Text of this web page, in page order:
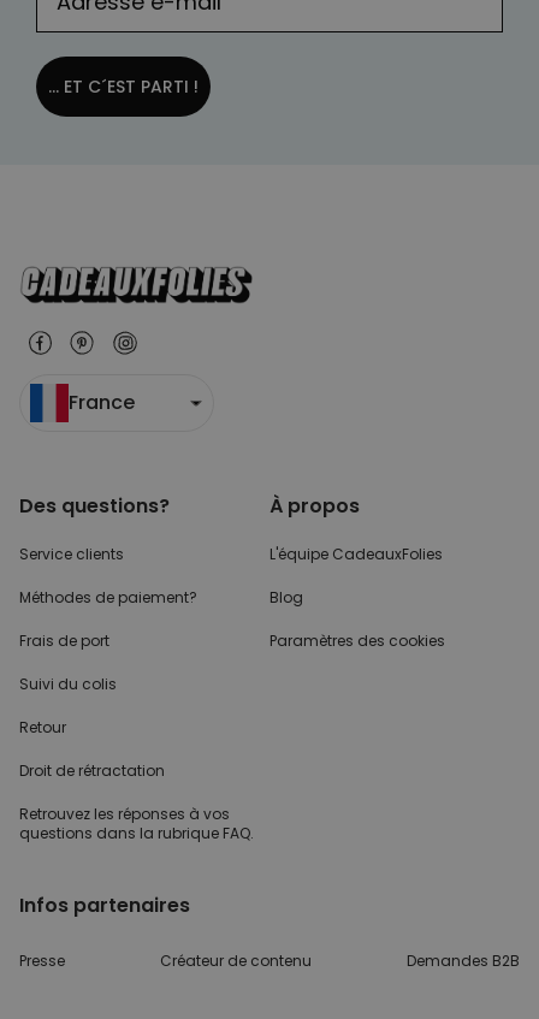
... ET C´EST PARTI !
France
Des questions?
Service clients
Méthodes de paiement?
Frais de port
Suivi du colis
Retour
Droit de rétractation
Retrouvez les réponses à vos
questions dans la rubrique FAQ.
À propos
L'équipe CadeauxFolies
Blog
Paramètres des cookies
Infos partenaires
Presse Créateur de contenu Demandes B2B